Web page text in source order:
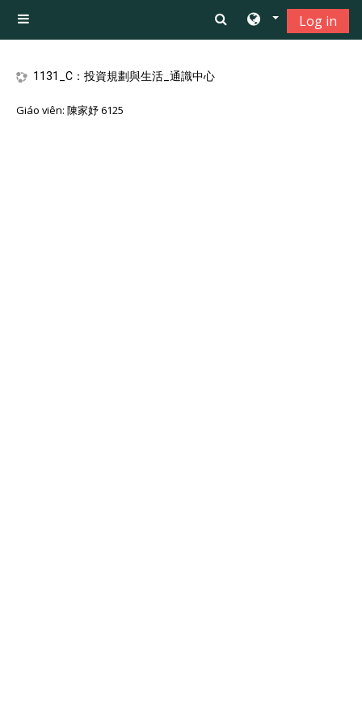
Bảng điều khiển cạnh
Log in
1131_C：投資規劃與生活_通識中心
Giáo viên: 陳家妤 6125